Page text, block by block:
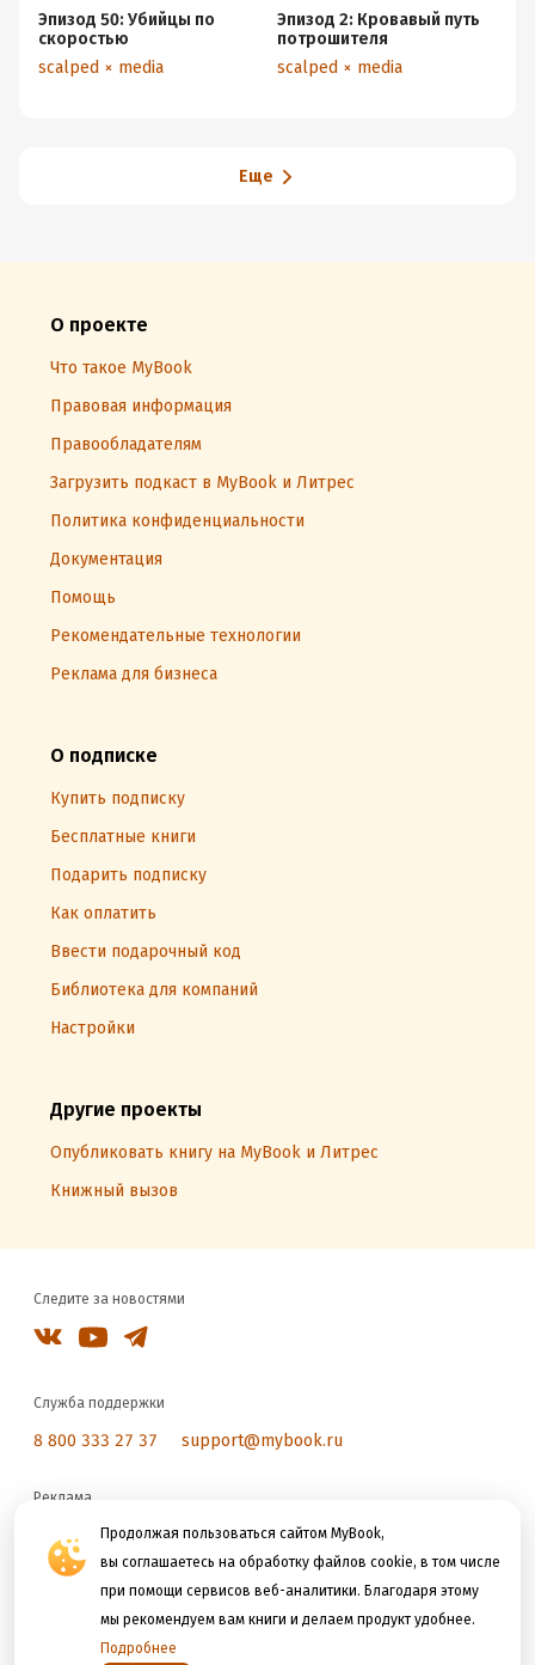
Продолжая пользоваться сайтом MyBook,
вы соглашаетесь на обработку файлов cookie, в том числе
при помощи сервисов веб-аналитики. Благодаря этому
мы рекомендуем вам книги и делаем продукт удобнее.
Подробнее
Эпизод 50: Убийцы по
скоростью
scalped × media
Эпизод 2: Кровавый путь
потрошителя
scalped × media
Еще
О проекте
Что такое MyBook
Правовая информация
Правообладателям
Загрузить подкаст в MyBook и Литрес
Политика конфиденциальности
Документация
Помощь
Рекомендательные технологии
Реклама для бизнеса
О подписке
Купить подписку
Бесплатные книги
Подарить подписку
Как оплатить
Ввести подарочный код
Библиотека для компаний
Настройки
Другие проекты
Опубликовать книгу на MyBook и Литрес
Книжный вызов
Следите за новостями
Служба поддержки
8 800 333 27 37 support@mybook.ru
Реклама
reklama@litres.ru
Мы принимаем к оплате